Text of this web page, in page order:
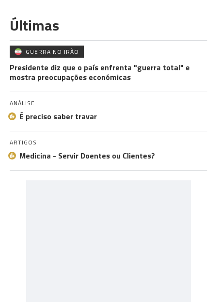
Últimas
GUERRA NO IRÃO
Presidente diz que o país enfrenta "guerra total" e
mostra preocupações económicas
ANÁLISE
É preciso saber travar
ARTIGOS
Medicina - Servir Doentes ou Clientes?